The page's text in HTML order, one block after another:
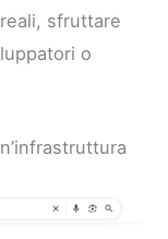
sfruttare
o